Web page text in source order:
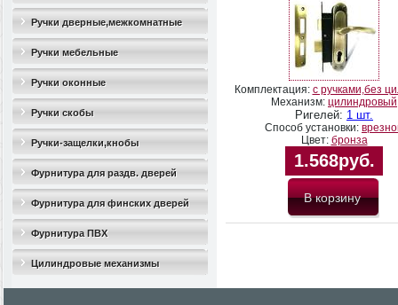
Ручки дверные,межкомнатные
Ручки мебельные
Ручки оконные
Ручки скобы
Ручки-защелки,кнобы
Фурнитура для раздв. дверей
Фурнитура для финских дверей
Фурнитура ПВХ
Цилиндровые механизмы
Комплектация: с ручками,без
Механизм: цилиндровый
Ригелей: 1 шт.
Способ установки:
Цвет: бронза
1.568руб.